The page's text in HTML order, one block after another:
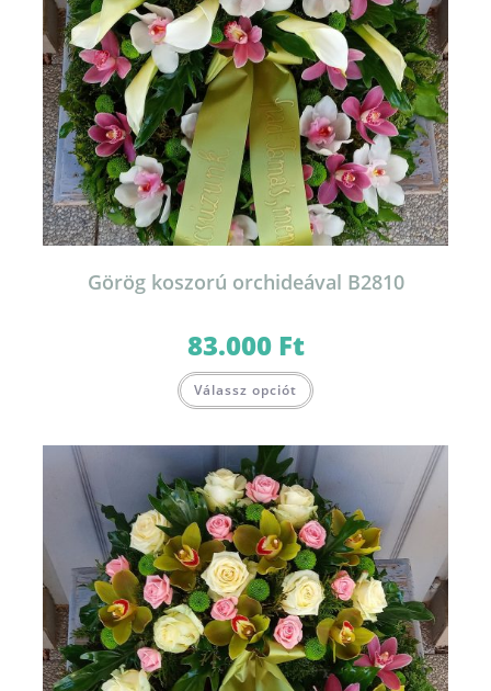
Görög koszorú orchideával B2810
83.000 Ft
Válassz opciót